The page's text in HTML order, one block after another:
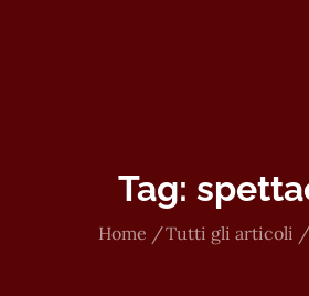
Tag:
Home Tutti gli articoli